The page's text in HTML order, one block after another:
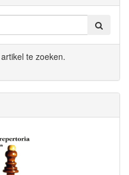
te zoeken.